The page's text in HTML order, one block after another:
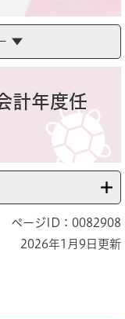
計年度任
ページID：0082908
2026年1月9日更新